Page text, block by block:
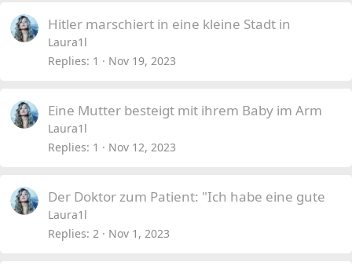
Hitler marschiert in eine kleine Stadt in
Laura1l
Replies 1 Nov 19, 2023
Eine Mutter besteigt mit ihrem Baby im Arm
Laura1l
Replies 1 Nov 12, 2023
Der Doktor zum Patient: "Ich habe eine gute
Laura1l
Replies 2 Nov 1, 2023